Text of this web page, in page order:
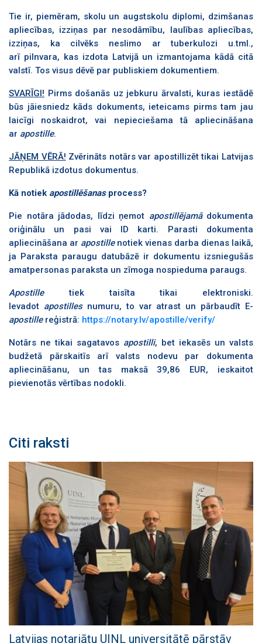
Tie ir, piemēram, skolu un augstskolu diplomi, dzimšanas
apliecības, izziņas par nesodāmību, laulības apliecības,
izziņas, ka cilvēks neslimo ar tuberkulozi u.tml.,
arī pilnvara, kas izdota Latvijā un izmantojama kādā citā
valstī. Tos visus dēvē par publiskiem dokumentiem.
SVARĪGI! Pirms došanās uz jebkuru ārvalsti, kuras iestādē
būs jāiesniedz kāds dokuments, ieteicams pirms tam jau
laicīgi noskaidrot, vai nepieciešama tā apliecināšana
ar apostille.
JĀŅEM VĒRĀ! Zvērināts notārs var apostillizēt tikai Latvijas
Republikā izdotus dokumentus.
Kā notiek apostillēšanasprocess?
Pie notāra jādodas, līdzi ņemot apostillējamādokumenta
oriģinālu un pasi vai ID karti. Parasti dokumenta
apliecināšana ar apostillenotiek vienas darba dienas laikā,
ja Paraksta paraugu datubāzē ir dokumentu izsniegušās
amatpersonas paraksta un zīmoga nospieduma paraugs.
Apostille
tiek taisīta tikai elektroniski.
Ievadot apostillesnumuru, to var atrast un pārbaudīt E-
apostillereģistrā: https://notary.lv/apostille/verify/
Notārs ne tikai sagatavos apostilli, bet iekasēs un valsts
budžetā pārskaitīs arī valsts nodevu par dokumenta
apliecināšanu, un tas maksā 39,86 EUR, ieskaitot
pievienotās vērtības nodokli.
Citi raksti
Latvijas notariātu UINL universitātē pārstāv